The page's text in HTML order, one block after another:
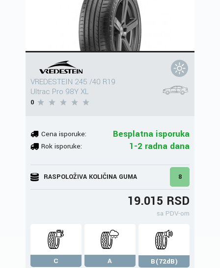
VREDESTEIN 245 /40 R19
Ultrac Pro 98Y XL
0
Cena isporuke: Besplatna isporuka
Rok isporuke: 1-2 radna dana
RASPOLOŽIVA KOLIČINA GUMA 8
19.015 RSD
sa PDV-om
C A B(72dB)